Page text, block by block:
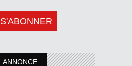
S'ABONNER
ANNONCE